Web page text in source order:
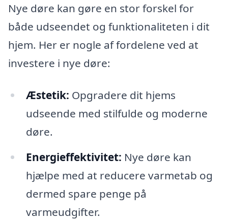
Nye døre kan gøre en stor forskel for
både udseendet og funktionaliteten i dit
hjem. Her er nogle af fordelene ved at
investere i nye døre:
Æstetik: Opgradere dit hjems
udseende med stilfulde og moderne
døre.
Energieffektivitet: Nye døre kan
hjælpe med at reducere varmetab og
dermed spare penge på
varmeudgifter.